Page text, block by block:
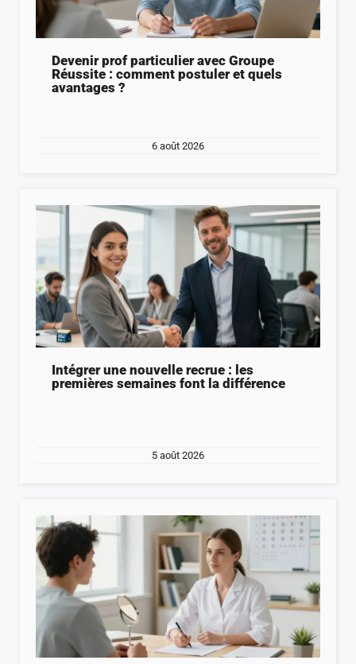
Devenir prof particulier avec Groupe
Réussite : comment postuler et quels
avantages ?
6 août 2026
Intégrer une nouvelle recrue : les
premières semaines font la différence
5 août 2026